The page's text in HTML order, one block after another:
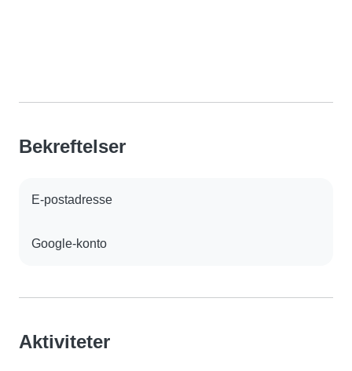
Bekreftelser
E-postadresse
Google-konto
Aktiviteter